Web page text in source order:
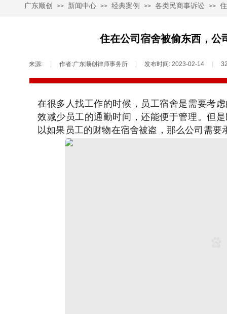
广东顺创 >> 新闻中心 >> 经典案例 >> 各类民商事诉讼 >>
住在公司宿舍被偷东西，公
来源: 作者:广东顺创律师事务所 发布时间: 2023-02-14
在很多人找工作的时候，员工宿舍是需要考
效减少员工的通勤时间，还能便于管理。但
以如果员工的财物在宿舍被盗，那么公司需要